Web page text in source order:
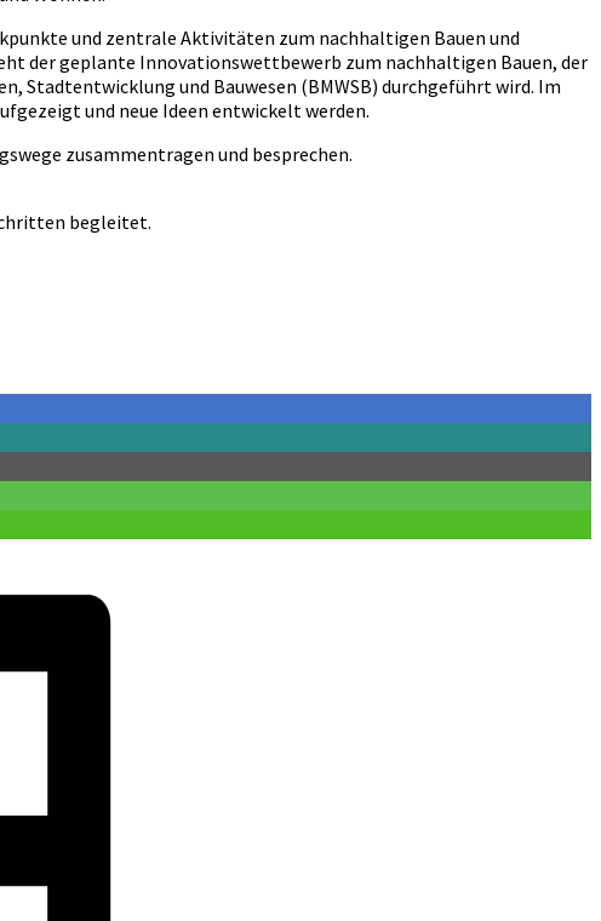
und zentrale Aktivitäten zum nachhaltigen Bauen und
der geplante Innovationswettbewerb zum nachhaltigen Bauen, der
Stadtentwicklung und Bauwesen (BMWSB) durchgeführt wird. Im
und neue Ideen entwickelt werden.
zusammentragen und besprechen.
begleitet.